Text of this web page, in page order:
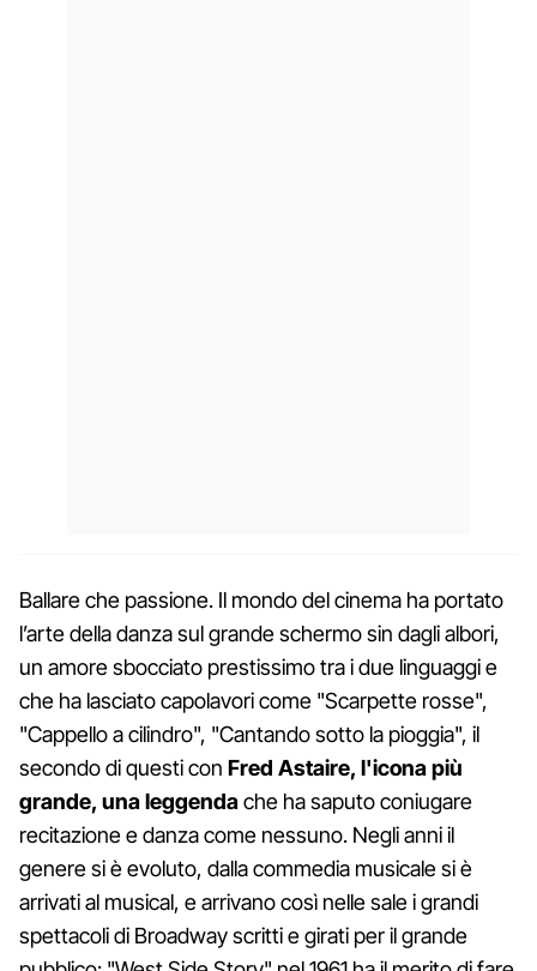
Ballare che passione. Il mondo del cinema ha portato
l’arte della danza sul grande schermo sin dagli albori,
un amore sbocciato prestissimo tra i due linguaggi e
che ha lasciato capolavori come "Scarpette rosse",
"Cappello a cilindro", "Cantando sotto la pioggia", il
secondo di questi con Fred Astaire, l'icona più
grande, una leggendache ha saputo coniugare
recitazione e danza come nessuno. Negli anni il
genere si è evoluto, dalla commedia musicale si è
arrivati al musical, e arrivano così nelle sale i grandi
spettacoli di Broadway scritti e girati per il grande